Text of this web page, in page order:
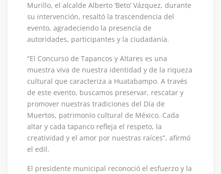
Murillo, el alcalde Alberto ‘Beto’ Vázquez, durante
su intervención, resaltó la trascendencia del
evento, agradeciendo la presencia de
autoridades, participantes y la ciudadanía.
“El Concurso de Tapancos y Altares es una
muestra viva de nuestra identidad y de la riqueza
cultural que caracteriza a Huatabampo. A través
de este evento, buscamos preservar, rescatar y
promover nuestras tradiciones del Día de
Muertos, patrimonio cultural de México. Cada
altar y cada tapanco refleja el respeto, la
creatividad y el amor por nuestras raíces”, afirmó
el edil.
El presidente municipal reconoció el esfuerzo y la